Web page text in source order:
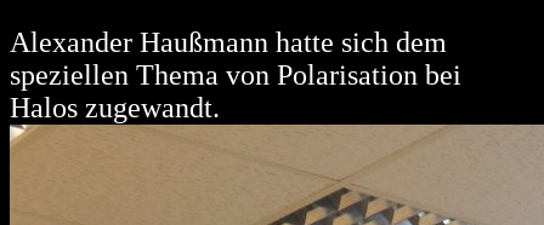
Alexander Haußmann hatte sich dem
speziellen Thema von Polarisation bei
Halos zugewandt.